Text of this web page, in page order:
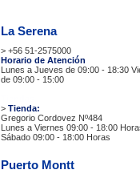
La Serena
> +56 51-2575000
Horario de Atención
Lunes a Jueves de 09:00 - 18:30
de 09:00 - 15:00
> Tienda:
Gregorio Cordovez Nº484
Lunes a Viernes 09:00 - 18:00
Sábado 09:00 - 18:00 Horas
Puerto Montt